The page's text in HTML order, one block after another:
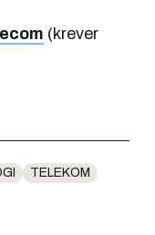
(krever
TELEKOM